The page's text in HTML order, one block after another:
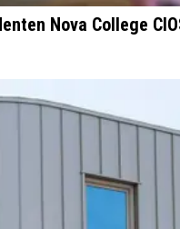
Nova College